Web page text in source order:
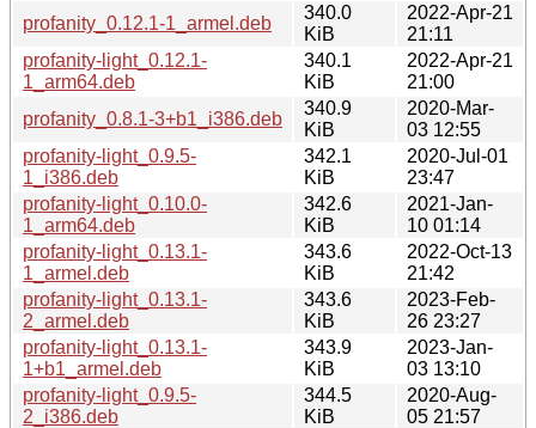
profanity_0.12.1-1_armel.deb
340.0
KiB
2022-Apr-21
21:11
profanity-light_0.12.1-
1_arm64.deb
340.1
KiB
2022-Apr-21
21:00
profanity_0.8.1-3+b1_i386.deb
340.9
KiB
2020-Mar-
03 12:55
profanity-light_0.9.5-
1_i386.deb
342.1
KiB
2020-Jul-01
23:47
profanity-light_0.10.0-
1_arm64.deb
342.6
KiB
2021-Jan-
10 01:14
profanity-light_0.13.1-
1_armel.deb
343.6
KiB
2022-Oct-13
21:42
profanity-light_0.13.1-
2_armel.deb
343.6
KiB
2023-Feb-
26 23:27
profanity-light_0.13.1-
1+b1_armel.deb
343.9
KiB
2023-Jan-
03 13:10
profanity-light_0.9.5-
2_i386.deb
344.5
KiB
2020-Aug-
05 21:57